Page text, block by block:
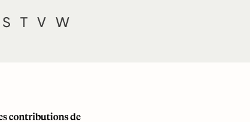
S T V W
contributions de